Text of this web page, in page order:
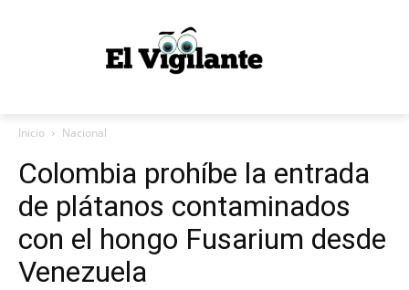
Inicio Nacional
Colombia prohíbe la entrada
de plátanos contaminados
con el hongo Fusarium desde
Venezuela